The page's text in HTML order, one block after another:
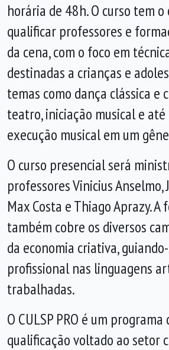
horária de 48h. O curso tem
qualificar professores e
da cena, com o foco em
destinadas a crianças e
temas como dança clássica e
teatro, iniciação musical e até
execução musical em um
O curso presencial será
professores ViniciusAnselmo,
Max Costa e Thiago Aprazy.A
também cobre os diversos
da economia criativa,
profissional nas linguagens
trabalhadas.
O CULSP PRO é um
qualificação voltado ao setor